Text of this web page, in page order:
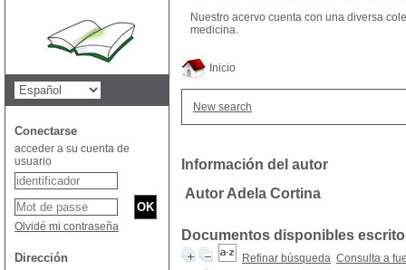
Inicio
New search
Información del autor
Autor Adela Cortina
Documentos disponibles
Refinar búsqueda Consulta a
Nuestro acervo cuenta con una diversa
medicina.
Conectarse
acceder a su cuenta de
usuario
Olvidé mi contraseña
Dirección